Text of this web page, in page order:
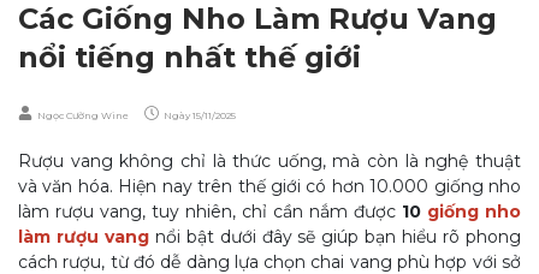
Các Giống Nho Làm Rượu Vang
nổi tiếng nhất thế giới
Ngọc Cường Wine Ngày 15/11/2025
Rượu vang không chỉ là thức uống, mà còn là nghệ thuật
và văn hóa. Hiện nay trên thế giới có hơn 10.000 giống nho
làm rượu vang, tuy nhiên, chỉ cần nắm được 10 giống nho
làm rượu vang nổi bật dưới đây sẽ giúp bạn hiểu rõ phong
cách rượu, từ đó dễ dàng lựa chọn chai vang phù hợp với sở